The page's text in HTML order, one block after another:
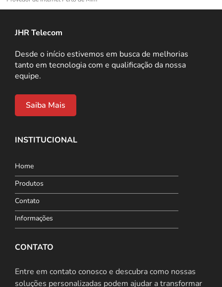
JHR Telecom
Desde o início estivemos em busca de melhorias
tanto em tecnologia com e qualificação da nossa
equipe.
Saiba Mais
INSTITUCIONAL
Home
Produtos
Contato
Informações
CONTATO
Entre em contato conosco e descubra como nossas
soluções personalizadas podem ajudar a transformar